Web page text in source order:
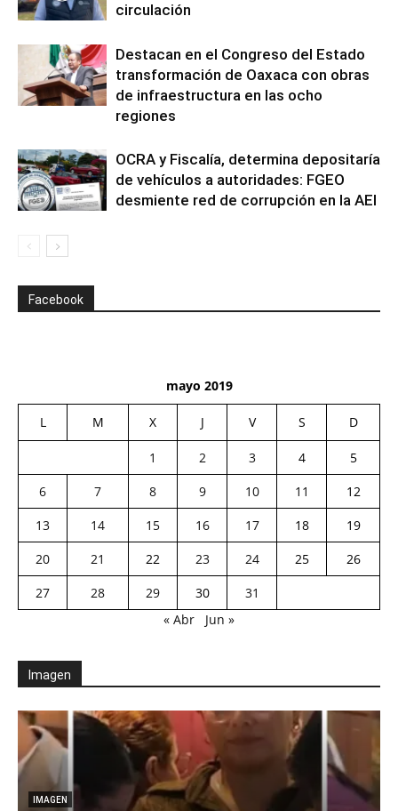
circulación
Destacan en el Congreso del Estado
transformación de Oaxaca con obras
de infraestructura en las ocho
regiones
OCRA y Fiscalía, determina depositaría
de vehículos a autoridades: FGEO
desmiente red de corrupción en la AEI
Facebook
mayo 2019
L M X J V S D
1 2 3 4
5
6
7 8 9 10 11
12
13
14 15 16 17 18
19
20
21 22 23 24 25
26
27
28 29 30
31
« Abr
Jun »
Imagen
IMAGEN